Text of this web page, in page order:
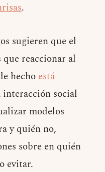
.
sugieren que el
que reaccionar al
hechoestá
interacción social
modelos
y quién no,
sobre en quién
evitar.